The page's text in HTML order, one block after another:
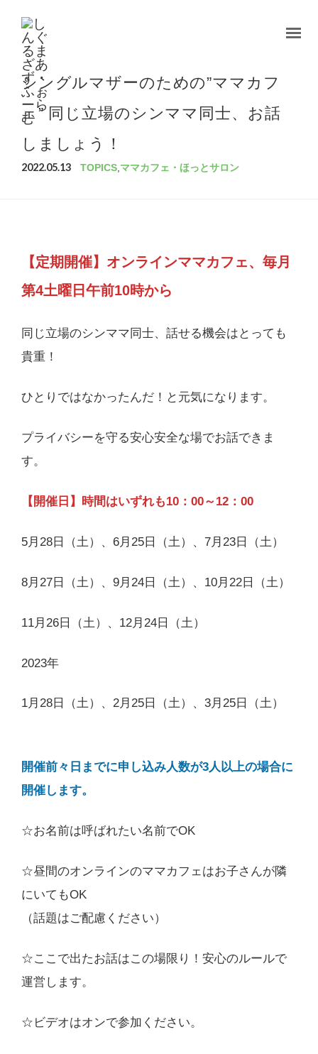
シングルマザーのための”ママカフ
ェ” 同じ立場のシンママ同士、お話
しましょう！
2022.05.13 TOPICS ママカフェ・ほっとサロン
【定期開催】オンラインママカフェ、毎月
第4土曜日午前10時から
同じ立場のシンママ同士、話せる機会はとっても
貴重！
ひとりではなかったんだ！と元気になります。
プライバシーを守る安心安全な場でお話できま
す。
【開催日】時間はいずれも10：00～12：00
5月28日（土）、6月25日（土）、7月23日（土）
8月27日（土）、9月24日（土）、10月22日（土）
11月26日（土）、12月24日（土）
2023年
1月28日（土）、2月25日（土）、3月25日（土）
開催前々日までに申し込み人数が3人以上の場合に
開催します。
☆お名前は呼ばれたい名前でOK
☆昼間のオンラインのママカフェはお子さんが隣
にいてもOK
（話題はご配慮ください）
☆ここで出たお話はこの場限り！安心のルールで
運営します。
☆ビデオはオンで参加ください。